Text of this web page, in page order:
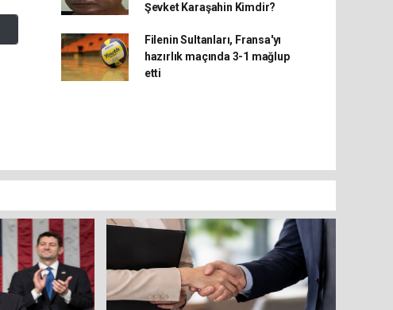
Şevket Karaşahin Kimdir?
Filenin Sultanları, Fransa'yı
hazırlık maçında 3-1 mağlup
etti